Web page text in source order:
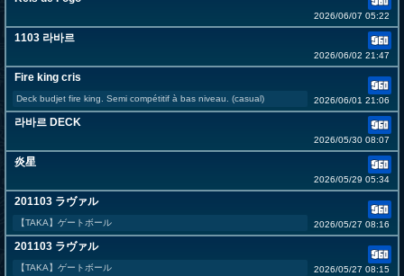
2026/06/07 05:22
1103 라바르
2026/06/02 21:47
Fire king cris
Deck budjet fire king. Semi compétitif à bas niveau. (casual) 2026/06/01 21:06
라바르 DECK
2026/05/30 08:07
炎星
2026/05/29 05:34
201103 ラヴァル
【TAKA】ゲートボール 2026/05/27 08:16
201103 ラヴァル
【TAKA】ゲートボール 2026/05/27 08:15